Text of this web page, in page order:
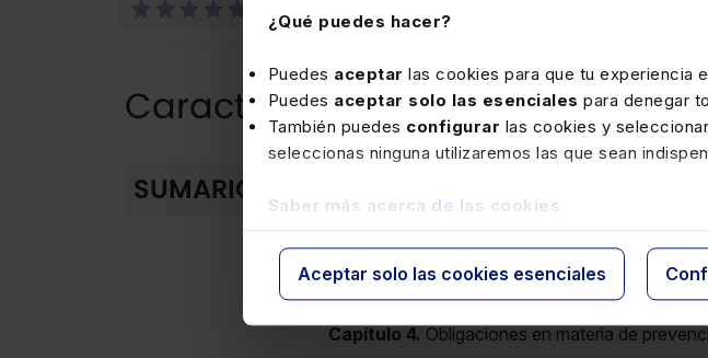
¿Qué puedes hacer?
Puedes aceptar las cookies para que tu experiencia
Puedes aceptar solo las esenciales para denegar
También puedes configurar las cookies y
seleccionas ninguna utilizaremos las que sean
Saber más acerca de las cookies
Aceptar solo las cookies esenciales
Características del producto
SUMARIO
Capítulo 3.
Alcance de las responsabilidades
y subcontratas.
Capítulo 4. Obligaciones en materia de